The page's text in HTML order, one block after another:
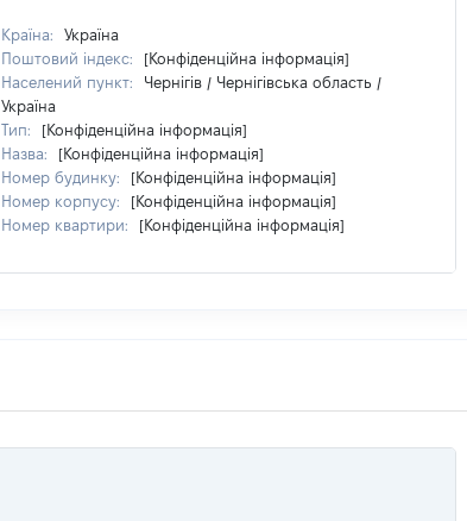
Країна:
Україна
Поштовий індекс:
[Конфіденційна інформація]
Населений пункт:
Чернігів / Чернігівська область /
Україна
Тип:
[Конфіденційна інформація]
Назва:
[Конфіденційна інформація]
Номер будинку:
[Конфіденційна інформація]
Номер корпусу:
[Конфіденційна інформація]
Номер квартири:
[Конфіденційна інформація]